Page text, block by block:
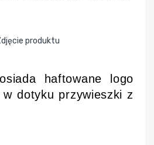
haftowane logo
dotyku przywieszki z